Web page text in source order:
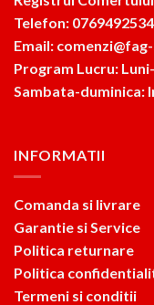
Telefon: 0769492534
Email:
Program Lucru:
Sambata-duminica:
INFORMATII
Comanda si livrare
Garantie si Service
Politica returnare
Politica
Termeni si conditii